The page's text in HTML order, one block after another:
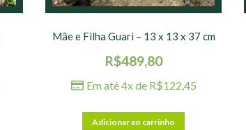
Mãe e Filha Guari – 13 x 13 x 37 cm
R$489,80
Em até 4x de R$122,45
Adicionar ao carrinho